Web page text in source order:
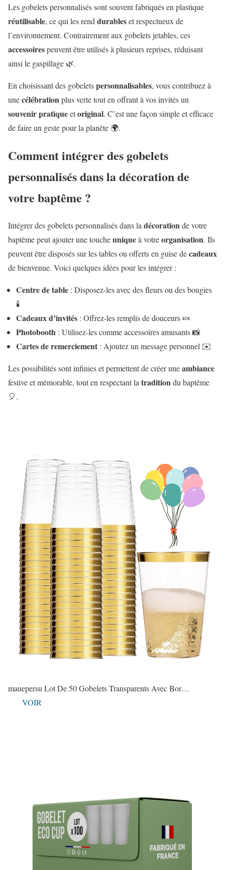
Les gobelets personnalisés sont souvent fabriqués en plastique
réutilisable, ce qui les renddurableset respectueux de
l’environnement. Contrairement aux gobelets jetables, ces
accessoirespeuvent être utilisés à plusieurs reprises, réduisant
ainsi le gaspillage 🌿.
En choisissant des gobeletspersonnalisables, vous contribuez à
unecélébrationplus verte tout en offrant à vos invités un
souvenirpratiqueetoriginal. C’est une façon simple et efficace
de faire un geste pour la planète 🌍.
Comment intégrer des gobelets
personnalisés dans la décoration de
votre baptême ?
Intégrer des gobelets personnalisés dans la décorationde votre
baptême peut ajouter une toucheuniqueà votreorganisation. Ils
peuvent être disposés sur les tables ou offerts en guise decadeaux
de bienvenue. Voici quelques idées pour les intégrer :
Centre de table : Disposez-les avec des fleurs ou des bougies
🕯️
Cadeaux d’invités : Offrez-les remplis de douceurs 🍬
Photobooth : Utilisez-les comme accessoires amusants 📸
Cartes de remerciement : Ajoutez un message personnel ✉️
Les possibilités sont infinies et permettent de créer uneambiance
festive et mémorable, tout en respectant la traditiondu baptême
🎈.
mauepersu Lot De 50 Gobelets Transparents Avec Bor…
VOIR